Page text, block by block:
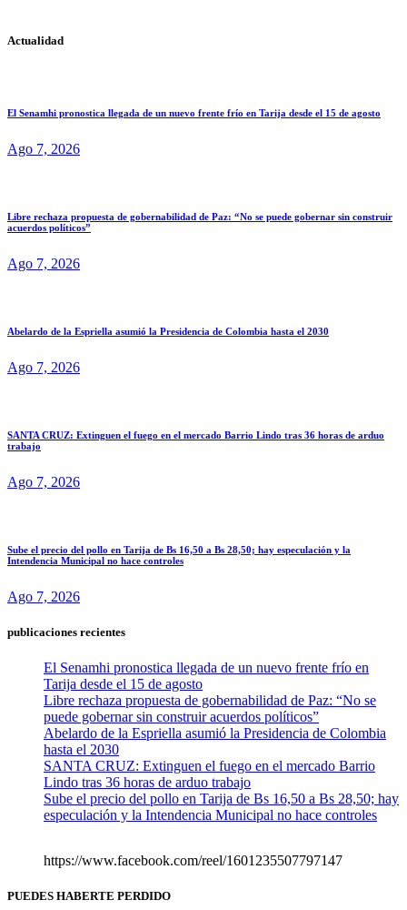
Actualidad
El Senamhi pronostica llegada de un nuevo frente frío en Tarija desde el 15 de agosto
Ago 7, 2026
Libre rechaza propuesta de gobernabilidad de Paz: “No se puede gobernar sin construir
acuerdos políticos”
Ago 7, 2026
Abelardo de la Espriella asumió la Presidencia de Colombia hasta el 2030
Ago 7, 2026
SANTA CRUZ: Extinguen el fuego en el mercado Barrio Lindo tras 36 horas de arduo
trabajo
Ago 7, 2026
Sube el precio del pollo en Tarija de Bs 16,50 a Bs 28,50; hay especulación y la
Intendencia Municipal no hace controles
Ago 7, 2026
publicaciones recientes
El Senamhi pronostica llegada de un nuevo frente frío en
Tarija desde el 15 de agosto
Libre rechaza propuesta de gobernabilidad de Paz: “No se
puede gobernar sin construir acuerdos políticos”
Abelardo de la Espriella asumió la Presidencia de Colombia
hasta el 2030
SANTA CRUZ: Extinguen el fuego en el mercado Barrio
Lindo tras 36 horas de arduo trabajo
Sube el precio del pollo en Tarija de Bs 16,50 a Bs 28,50; hay
especulación y la Intendencia Municipal no hace controles
https://www.facebook.com/reel/1601235507797147
PUEDES HABERTE PERDIDO